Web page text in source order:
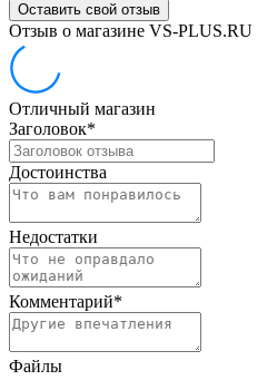
Оставить свой отзыв
Отзыв о магазине VS-PLUS.RU
Отличный магазин
Заголовок*
Достоинства
Недостатки
Комментарий*
Файлы